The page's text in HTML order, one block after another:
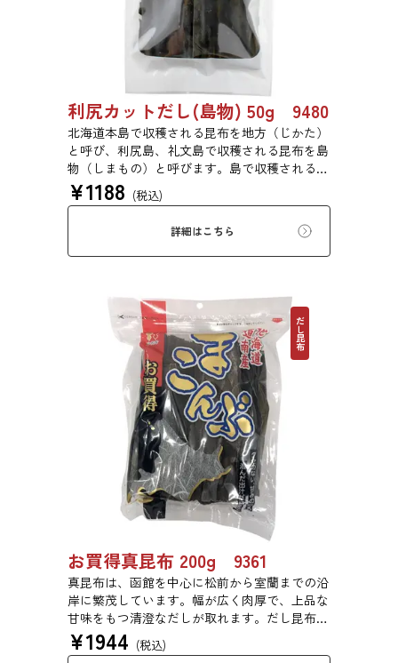
利尻カットだし(島物) 50g 9480
北海道本島で収穫される昆布を地方（じかた）
と呼び、利尻島、礼文島で収穫される昆布を島
物（しまもの）と呼びます。島で収穫される昆
布は収穫量が少なく大変貴重なもので、その多
くは御本山のお台所や京都の有名料亭で使われ
¥1188 (税込)
詳細はこちら
だし昆布
お買得真昆布 200g 9361
真昆布は、函館を中心に松前から室蘭までの沿
岸に繁茂しています。幅が広く肉厚で、上品な
甘味をもつ清澄なだしが取れます。だし昆布、
塩昆布、おぼろ昆布、とろろ昆布、佃煮、バッ
テラなどに用いられます。
¥1944 (税込)